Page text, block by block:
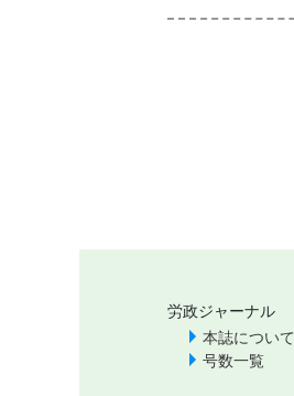
労政ジャーナル
本誌について
号数一覧